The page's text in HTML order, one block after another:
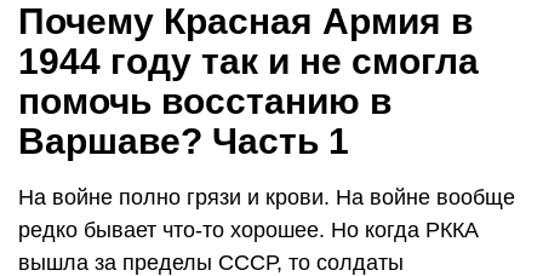
Почему Красная Армия в
1944 году так и не смогла
помочь восстанию в
Варшаве? Часть 1
На войне полно грязи и крови. На войне вообще
редко бывает что-то хорошее. Но когда РККА
вышла за пределы СССР, то солдаты